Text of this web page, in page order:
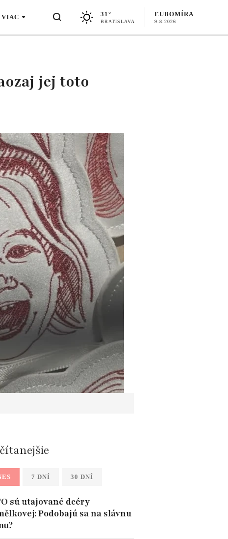
VIAC 31°
BRATISLAVA
ĽUBOMÍRA
9.8.2026
jej toto
7 DNÍ 30 DNÍ
sú utajované dcéry
Podobajú sa na slávnu